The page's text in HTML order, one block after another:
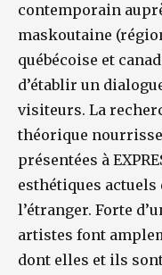
contemporain
maskoutaine
québécoise et
d’établir un
visiteurs. La
théorique
présentées à
esthétiques actuels
l’étranger. Forte
artistes font
dont elles et ils